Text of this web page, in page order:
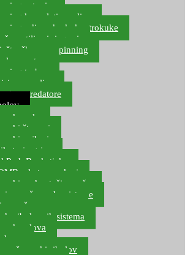
setovi
kompleti varalica
udice, dvokuke, trokuke
vrtilice i ringovi
škare za spinning
pastrve
torbe
za varalice
za predatore
role
štapovi
najloni
ugriza
Pod, Banksticks
rakete, markeri
podmetači, mreže
za šaranske sisteme
za šarana, amura
ribolovnih sistema
olova
za šaranski ribolov